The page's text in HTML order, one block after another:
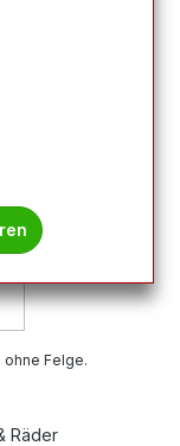
Felge.
Räder